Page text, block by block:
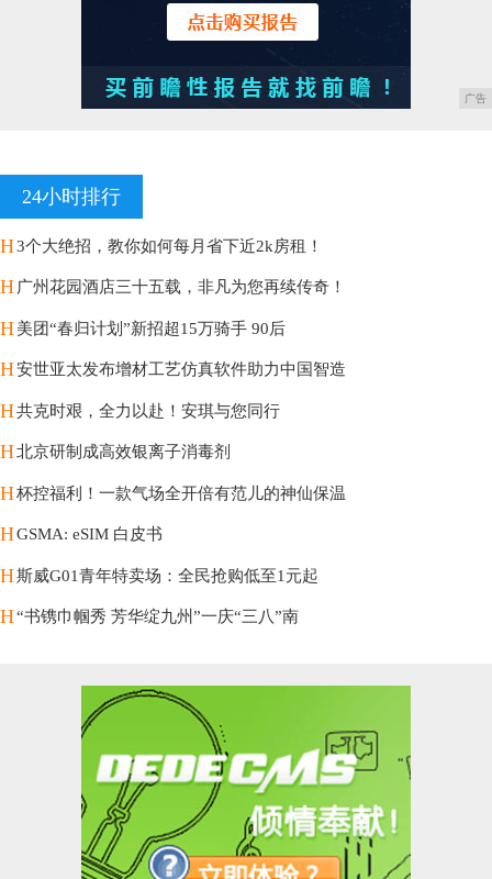
广告
24小时排行
H3个大绝招，教你如何每月省下近2k房租！
H 广州花园酒店三十五载，非凡为您再续传奇！
H美团“春归计划”新招超15万骑手 90后
H安世亚太发布增材工艺仿真软件助力中国智造
H共克时艰，全力以赴！安琪与您同行
H北京研制成高效银离子消毒剂
H杯控福利！一款气场全开倍有范儿的神仙保温
HGSMA: eSIM 白皮书
H斯威G01青年特卖场：全民抢购低至1元起
H“书镌巾帼秀 芳华绽九州”一庆“三八”南